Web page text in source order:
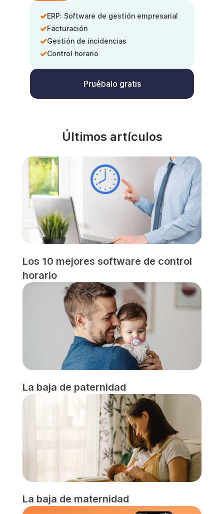
ERP: Software de gestión empresarial
Facturación
Gestión de incidencias
Control horario
Pruébalo gratis
Últimos artículos
Los 10 mejores software de control
horario
La baja de paternidad
La baja de maternidad